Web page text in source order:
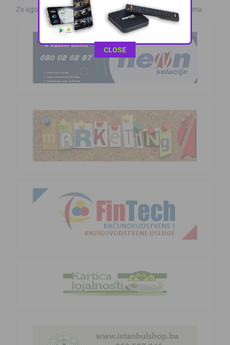
Za ugodnije ljeto: Klima servis „Ćiro“ na usluzi građanima
This popup will close in:
CLOSE